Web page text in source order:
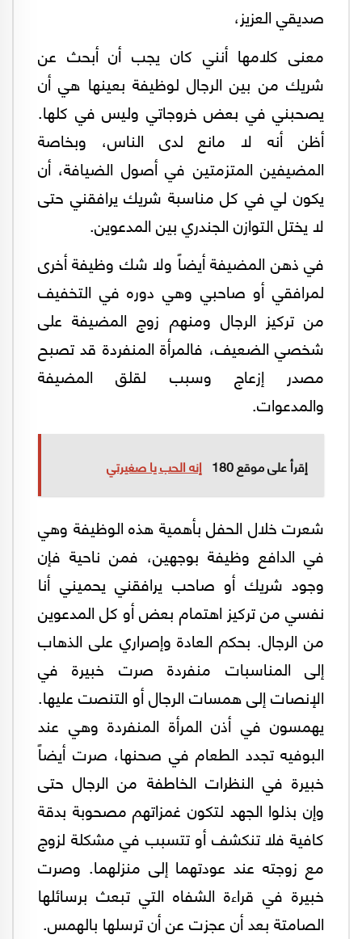
صديقي العزيز،
معنى كلامها أنني كان يجب أن أبحث عن
شريك من بين الرجال لوظيفة بعينها هي أن
يصحبني في بعض خروجاتي وليس في كلها.
أظن أنه لا مانع لدى الناس، وبخاصة
المضيفين المتزمتين في أصول الضيافة، أن
يكون لي في كل مناسبة شريك يرافقني حتى
لا يختل التوازن الجندري بين المدعوين.
في ذهن المضيفة أيضاً ولا شك وظيفة أخرى
لمرافقي أو صاحبي وهي دوره في التخفيف
من تركيز الرجال ومنهم زوج المضيفة على
شخصي الضعيف، فالمرأة المنفردة قد تصبح
مصدر إزعاج وسبب لقلق المضيفة
والمدعوات.
إقرأ على موقع 180 إنه الحب يا صغيرتي
شعرت خلال الحفل بأهمية هذه الوظيفة وهي
في الدافع وظيفة بوجهين، فمن ناحية فإن
وجود شريك أو صاحب يرافقني يحميني أنا
نفسي من تركيز اهتمام بعض أو كل المدعوين
من الرجال. بحكم العادة وإصراري على الذهاب
إلى المناسبات منفردة صرت خبيرة في
الإنصات إلى همسات الرجال أو التنصت عليها.
يهمسون في أذن المرأة المنفردة وهي عند
البوفيه تجدد الطعام في صحنها، صرت أيضاً
خبيرة في النظرات الخاطفة من الرجال حتى
وإن بذلوا الجهد لتكون غمزاتهم مصحوبة بدقة
كافية فلا تنكشف أو تتسبب في مشكلة لزوج
مع زوجته عند عودتهما إلى منزلهما. وصرت
خبيرة في قراءة الشفاه التي تبعث برسائلها
الصامتة بعد أن عجزت عن أن ترسلها بالهمس.